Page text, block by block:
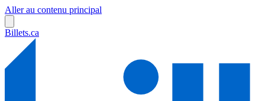
Aller au contenu principal
Billets.ca